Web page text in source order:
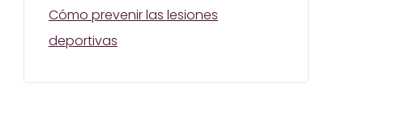
Cómo prevenir las lesiones
deportivas